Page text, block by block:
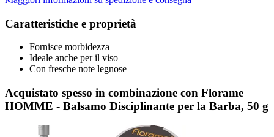
Caratteristiche e proprietà
Fornisce morbidezza
Ideale anche per il viso
Con fresche note legnose
Acquistato spesso in combinazione con Florame
HOMME - Balsamo Disciplinante per la Barba, 50 g